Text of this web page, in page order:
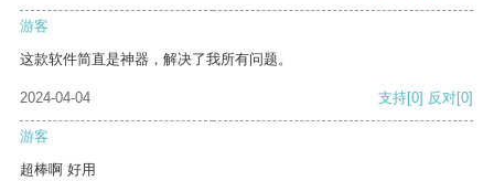
游客
这款软件简直是神器，解决了我所有问题。
2024-04-04 支持[0] 反对[0]
游客
超棒啊 好用